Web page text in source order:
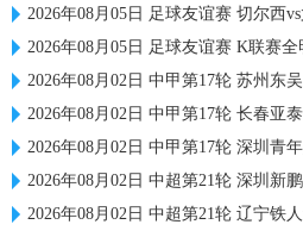
2026年08月05日 足球友谊赛 切尔西
2026年08月05日 足球友谊赛 K联赛
2026年08月02日 中甲第17轮 苏州东
2026年08月02日 中甲第17轮 长春亚
2026年08月02日 中甲第17轮 深圳青
2026年08月02日 中超第21轮 深圳新
2026年08月02日 中超第21轮 辽宁铁